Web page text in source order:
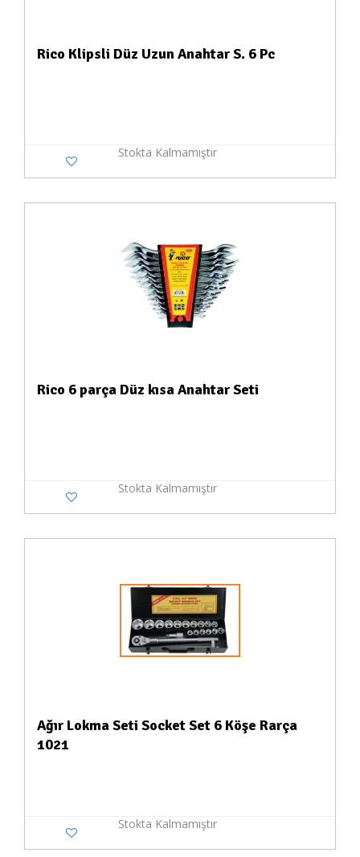
Rico Klipsli Düz Uzun Anahtar S. 6 Pc
Stokta Kalmamıştır
Rico 6 parça Düz kısa Anahtar Seti
Stokta Kalmamıştır
Ağır Lokma Seti Socket Set 6 Köşe Rarça
1021
Stokta Kalmamıştır